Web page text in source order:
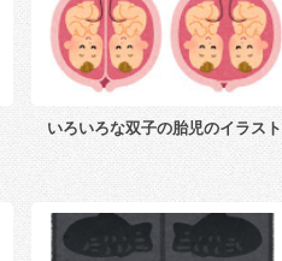
いろいろな双子の胎児のイラスト